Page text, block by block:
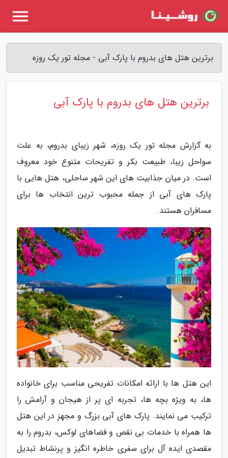
برترین هتل های بدروم با پارک آبی - مجله تور یک روزه
برترین هتل های بدروم با پارک آبی
به گزارش مجله تور یک روزه، شهر زیبای بدروم، به علت
سواحل زیبا، طبیعت بکر و تفریحات متنوع خود معروف
است. در میان جذابیت های این شهر ساحلی، هتل هایی با
پارک های آبی از جمله محبوب ترین انتخاب ها برای
مسافران هستند.
این هتل ها با ارائه امکانات تفریحی مناسب برای خانواده
ها، به ویژه بچه ها، تجربه ای پر از هیجان و آرامش را
ترکیب می نمایند. پارک های آبی بزرگ و مجهز در این هتل
ها همراه با خدمات بی نقص و فضاهای لوکس، بدروم را به
مقصدی ایده آل برای سفری خاطره انگیز و پرنشاط تبدیل